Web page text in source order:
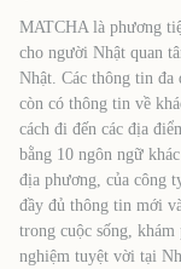
MATCHA là phương
cho người Nhật quan
Nhật. Các thông tin
còn có thông tin về
cách đi đến các địa
bằng 10 ngôn ngữ
địa phương, của công
đầy đủ thông tin mới
trong cuộc sống,
nghiệm tuyệt vời tại